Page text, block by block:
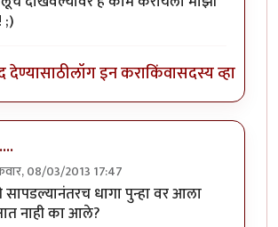
;)
देण्यासाठीलॉग इन कराकिंवासदस्य व्हा
08/03/2013 17:47
हा धागा योग्य व्यक्तीलाbyरेवती
सापडल्यानंतरच धागा पुन्हा वर आला
नाही का आले?